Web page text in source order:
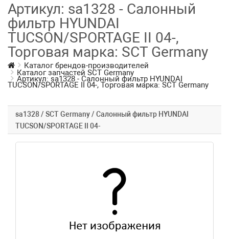
Артикул: sa1328 - Салонный
фильтр HYUNDAI
TUCSON/SPORTAGE II 04-,
Торговая марка: SCT Germany
Каталог брендов-производителей
Каталог запчастей SCT Germany
Артикул: sa1328 - Салонный фильтр HYUNDAI
TUCSON/SPORTAGE II 04-, Торговая марка: SCT Germany
sa1328 / SCT Germany / Салонный фильтр HYUNDAI
TUCSON/SPORTAGE II 04-